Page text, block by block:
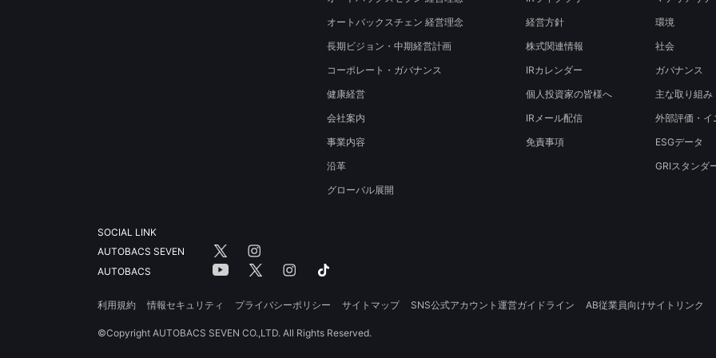
オートバックスチェン 経営理念
長期ビジョン・中期経営計画
コーポレート・ガバナンス
健康経営
会社案内
事業内容
沿革
グローバル展開
経営方針
株式関連情報
IRカレンダー
個人投資家の皆様へ
IRメール配信
免責事項
環境
社会
ガバナンス
主な取り組み
外部評価・イ
ESGデータ
GRIスタンダ
SOCIAL LINK
AUTOBACS SEVEN
AUTOBACS
利用規約 情報セキュリティ プライバシーポリシー サイトマップ SNS公式アカウント運営ガイドライン AB従業員向けサイトリンク
©Copyright AUTOBACS SEVEN CO.,LTD. All Rights Reserved.